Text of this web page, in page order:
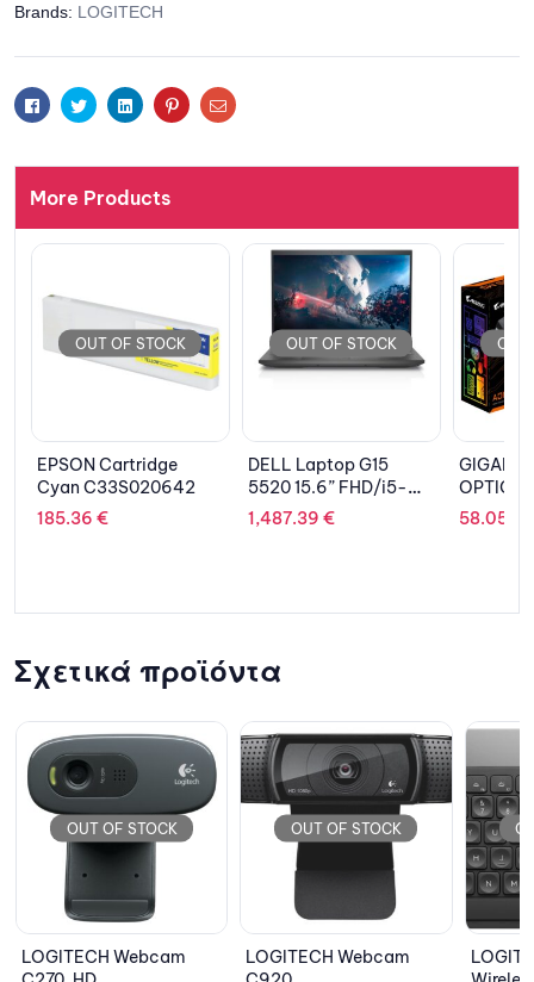
Brands: LOGITECH
FacebookTwitterLinkedinPinterestEmail
More Products
OUT OF STOCK
DELL Laptop G15
5520 15.6” FHD/i5-
12500H/16GB/512GB
1,487.39
OUT OF STOCK
GIGABYTE MOUSE
OPTICAL GAMING
AORUS M5 USB BLACK
58.05€
ES-
Σχετικά προϊόντα
OUT OF STOCK
LOGITECH Webcam
OUT OF STOCK
LOGITECH Keyboard